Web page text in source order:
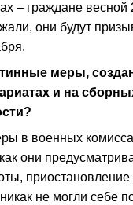
– граждане весной
они будут
меры,
и на
в военных
они
не могли себе